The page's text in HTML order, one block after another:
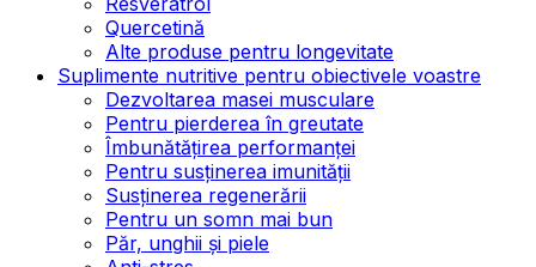
Quercetină
Alte produse pentru longevitate
Suplimente nutritive pentru obiectivele voastre
Dezvoltarea masei musculare
Pentru pierderea în greutate
Îmbunătățirea performanței
Pentru susținerea imunității
Susținerea regenerării
Pentru un somn mai bun
Păr, unghii și piele